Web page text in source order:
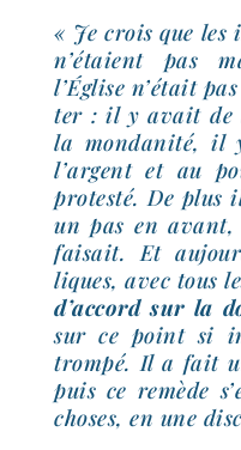
« Je crois que
n’é­taient pas
l’Église n’é­tait
ter : il y avait de
la mon­da­ni­té, il
l’argent et au
pro­tes­té. De
un pas en
fai­sait. Et
liques, avec tous
d’ac­cord sur la
sur ce point si
trom­pé. Il a fait
puis ce remède
choses, en une